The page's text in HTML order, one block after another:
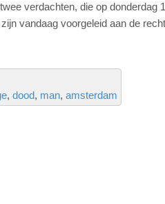
verdachten, die op donderdag
vandaag voorgeleid aan de
dood man amsterdam